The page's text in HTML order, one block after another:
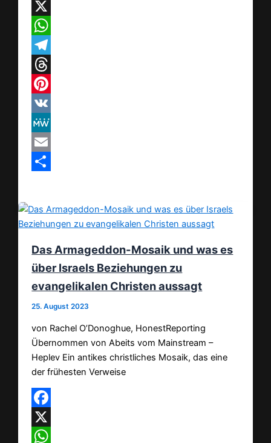
Facebook
X
WhatsApp
Telegram
Threads
Pinterest
VK
MeWe
Email
Das Armageddon-Mosaik und was es
über Israels Beziehungen zu
evangelikalen Christen aussagt
25. August 2023
von Rachel O’Donoghue, HonestReporting
Übernommen von Abeits vom Mainstream –
Heplev Ein antikes christliches Mosaik, das eine
der frühesten Verweise
Facebook
X